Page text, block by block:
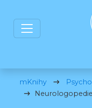
mKnihy
Neurologopedie